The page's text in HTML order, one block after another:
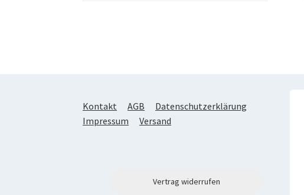
Kontakt AGB
Datenschutzerklärung
Impressum
Versand
Vertrag widerrufen